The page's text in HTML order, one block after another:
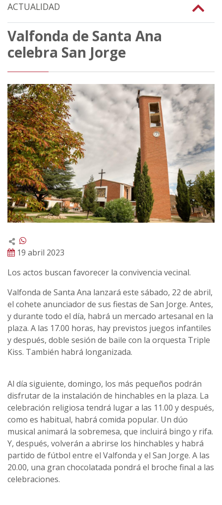
ACTUALIDAD
Valfonda de Santa Ana
celebra San Jorge
19 abril 2023
Los actos buscan favorecer la convivencia vecinal.
Valfonda de Santa Ana lanzará este sábado, 22 de abril,
el cohete anunciador de sus fiestas de San Jorge. Antes,
y durante todo el día, habrá un mercado artesanal en la
plaza. A las 17.00 horas, hay previstos juegos infantiles
y después, doble sesión de baile con la orquesta Triple
Kiss. También habrá longanizada.
Al día siguiente, domingo, los más pequeños podrán
disfrutar de la instalación de hinchables en la plaza. La
celebración religiosa tendrá lugar a las 11.00 y después,
como es habitual, habrá comida popular. Un dúo
musical animará la sobremesa, que incluirá bingo y rifa.
Y, después, volverán a abrirse los hinchables y habrá
partido de fútbol entre el Valfonda y el San Jorge. A las
20.00, una gran chocolatada pondrá el broche final a las
celebraciones.